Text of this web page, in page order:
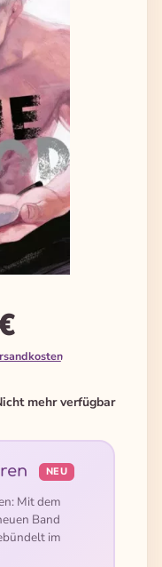
mehr verfügbar
NEU
Mit dem
Band
im